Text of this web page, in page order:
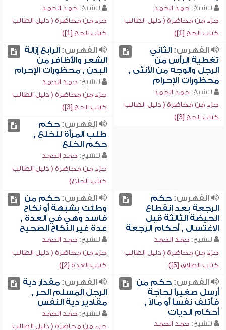
للشيخ: حمد الحمد
جزء من محاضرة ( دليل الطالب
كتاب الحج [1])
للشيخ: حمد الحمد
جزء من محاضرة ( دليل الطالب
كتاب الحج [1])
الفهرس:الثاني
تغطية الرأس من
الرجل والوجه من الأنثى ,
محظورات الإحرام
للشيخ: حمد الحمد
جزء من محاضرة ( دليل الطالب
كتاب الحج [3])
الفهرس:الرابع إزالة
الشعر والأظافر من
البدن , محظورات الإحرام
للشيخ: حمد الحمد
جزء من محاضرة ( دليل الطالب
كتاب الحج [3])
الفهرس:حكم
طلب المرأة للخلع ,
حكم الخلع
للشيخ: حمد الحمد
جزء من محاضرة ( دليل الطالب
كتاب الخلع)
الفهرس:حكم
الرجعة بعد انقطاع
الحيضة الثالثة قبل
الاغتسال , أحكام الرجعة
للشيخ: حمد الحمد
جزء من محاضرة ( دليل الطالب
كتاب الطلاق [5])
الفهرس:حكم من
وطئت بشبهة أو نكاح
فاسد وهي في العدة ,
عدة غير النكاح الصحيح
للشيخ: حمد الحمد
جزء من محاضرة ( دليل الطالب
كتاب العدة [2])
الفهرس:حكم من
أرسل صغيراً لحاجة
فأتلف نفساً أو مالاً ,
أحكام الديات
للشيخ: حمد الحمد
الفهرس:مقدار دية
الرجل المسلم الحر ,
مقادير دية النفس
للشيخ: حمد الحمد
جزء من محاضرة ( دليل الطالب